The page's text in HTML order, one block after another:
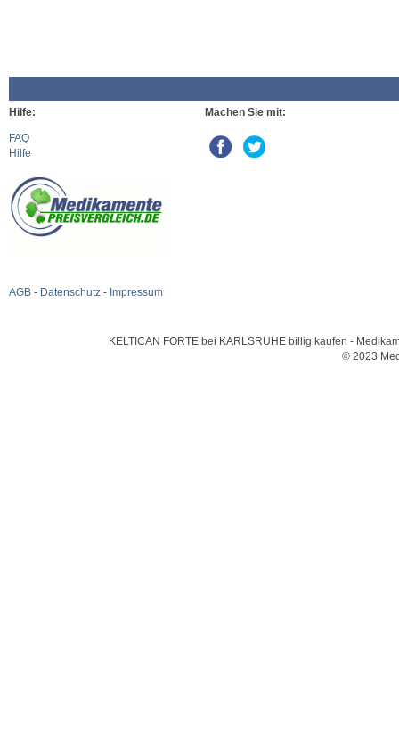
Hilfe:
FAQ
Hilfe
AGB - Datenschutz - Impressum
Machen Sie mit:
KELTICAN FORTE bei KARLSRUHE billig kaufen -
© 2023